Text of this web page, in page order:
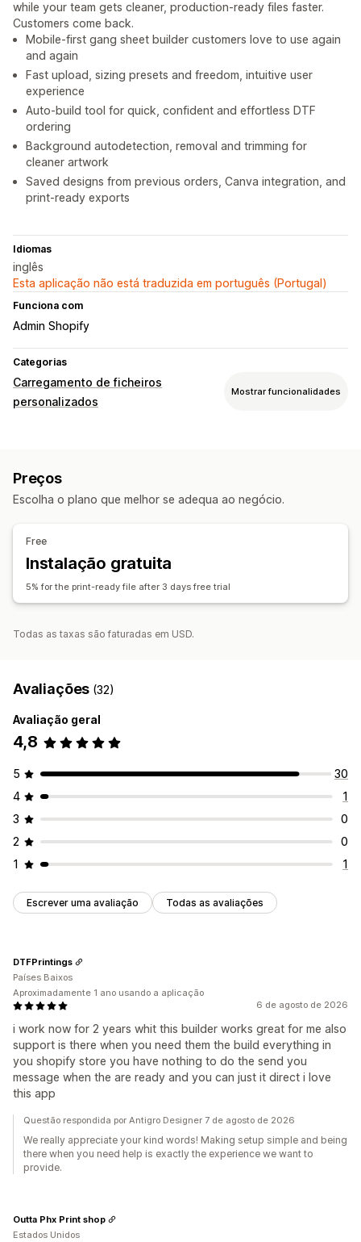
while your team gets cleaner, production-ready files faster.
Customers come back.
Mobile-first gang sheet builder customers love to use again
and again
Fast upload, sizing presets and freedom, intuitive user
experience
Auto-build tool for quick, confident and effortless DTF
ordering
Background autodetection, removal and trimming for
cleaner artwork
Saved designs from previous orders, Canva integration, and
print-ready exports
Idiomas
inglês
Esta aplicação não está traduzida em português (Portugal)
Funciona com
Admin Shopify
Categorias
Carregamento de ficheiros
personalizados
Mostrar funcionalidades
Gestão de ficheiros
Preços
Escolha o plano que melhor se adequa ao negócio.
Free
Instalação gratuita
5% for the print-ready file after 3 days free trial
Todas as taxas são faturadas em USD.
Avaliações (32)
Avaliação geral
4,8
5
30
4
1
3
0
2
0
1
1
Escrever uma avaliação Todas as avaliações
6 de agosto de 2026
i work now for 2 years whit this builder works great for me also
support is there when you need them the build everything in
you shopify store you have nothing to do the send you
message when the are ready and you can just it direct i love
this app
DTFPrintings
Países Baixos
Aproximadamente 1 ano usando a aplicação
Questão respondida por Antigro Designer 7 de agosto de 2026
We really appreciate your kind words! Making setup simple and being
there when you need help is exactly the experience we want to
provide.
Outta Phx Print shop
Estados Unidos